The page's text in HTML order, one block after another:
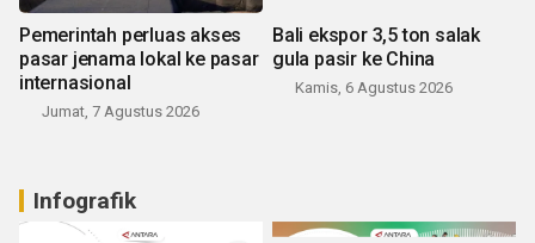
Pemerintah perluas akses
pasar jenama lokal ke pasar
internasional
Jumat, 7 Agustus 2026
Bali ekspor 3,5 ton salak
gula pasir ke China
Kamis, 6 Agustus 2026
Infografik